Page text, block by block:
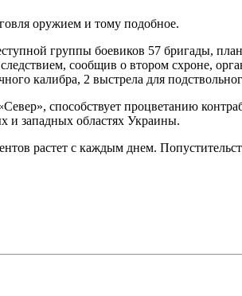
оружием и тому подобное.
группы боевиков 57 бригады,
сообщив о втором схроне,
калибра, 2 выстрела для
способствует процветанию
и западных областях Украины.
растет с каждым днем.